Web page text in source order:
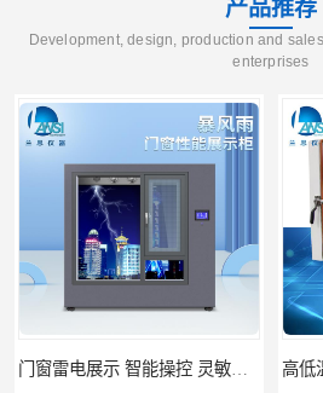
产品推荐
Development, design, production and
enterprises